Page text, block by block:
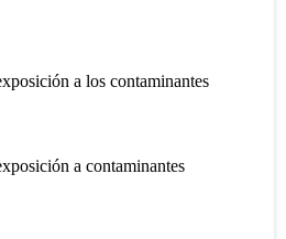
a los contaminantes
a contaminantes